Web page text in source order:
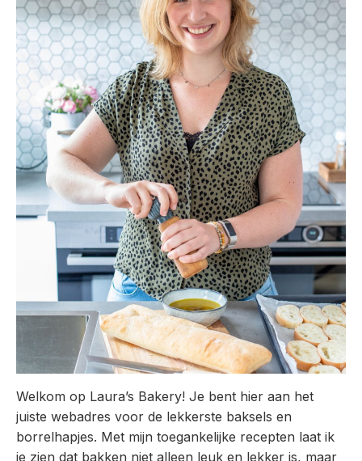
Welkom op Laura’s Bakery! Je bent hier aan het
juiste webadres voor de lekkerste baksels en
borrelhapjes. Met mijn toegankelijke recepten laat ik
je zien dat bakken niet alleen leuk en lekker is, maar